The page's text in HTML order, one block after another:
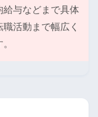
給与などまで具体
活動まで幅広く